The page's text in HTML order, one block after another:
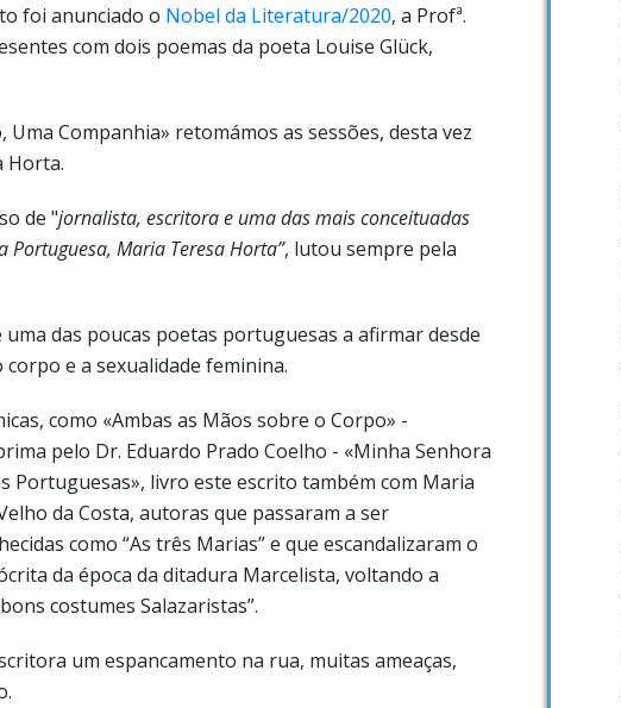
foi anunciado o Nobel da Literatura/2020, a Profª.
com dois poemas da poeta Louise Glück,
Uma Companhia» retomámos as sessões, desta vez
Horta.
de "jornalista, escritora e uma das mais conceituadas
Portuguesa, Maria Teresa Horta”, lutou sempre pela
uma das poucas poetas portuguesas a afirmar desde
e a sexualidade feminina.
como «Ambas as Mãos sobre o Corpo» -
pelo Dr. Eduardo Prado Coelho - «Minha Senhora
Portuguesas», livro este escrito também com Maria
da Costa, autoras que passaram a ser
como “As três Marias” e que escandalizaram o
da época da ditadura Marcelista, voltando a
costumes Salazaristas”.
um espancamento na rua, muitas ameaças,